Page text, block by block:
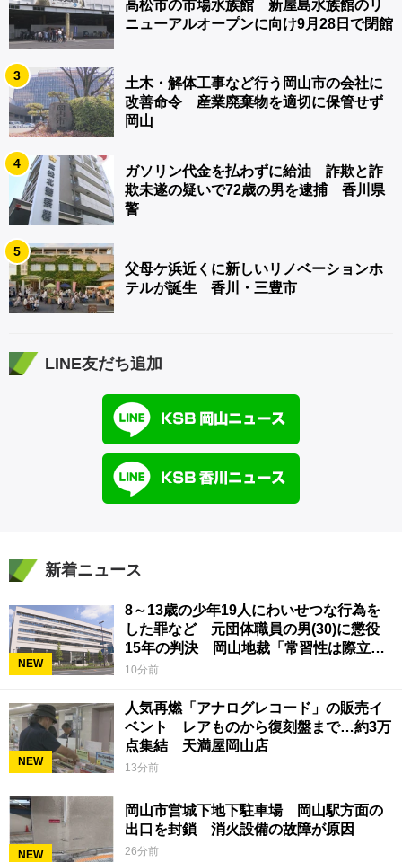
高松市の市場水族館 新屋島水族館のリ
ニューアルオープンに向け9月28日で閉館
3
土木・解体工事など行う岡山市の会社に
改善命令 産業廃棄物を適切に保管せず
岡山
4
ガソリン代金を払わずに給油 詐欺と詐
欺未遂の疑いで72歳の男を逮捕 香川県
警
5
父母ケ浜近くに新しいリノベーションホ
テルが誕生 香川・三豊市
LINE友だち追加
新着ニュース
NEW
8～13歳の少年19人にわいせつな行為を
した罪など 元団体職員の男(30)に懲役
15年の判決 岡山地裁「常習性は際立っ
ていて被害結果も非常に重い」
10分前
NEW
人気再燃「アナログレコード」の販売イ
ベント レアものから復刻盤まで…約3万
点集結 天満屋岡山店
13分前
NEW
岡山市営城下地下駐車場 岡山駅方面の
出口を封鎖 消火設備の故障が原因
26分前